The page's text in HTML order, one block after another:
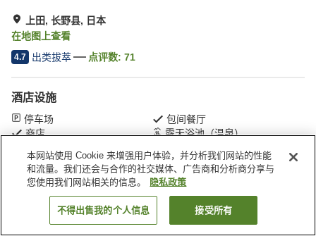
上田, 长野县, 日本
在地图上查看
4.7 出类拔萃 点评数: 71
酒店设施
停车场
包间餐厅
商店
露天浴池（温泉）
首页 日本 长野县 上田 别所温泉 柏屋本店
搜索客房
本网站使用 Cookie 来增强用户体验，并分析我们网站的性能
和流量。我们还会与合作的社交媒体、广告商和分析商分享与
您使用我们网站相关的信息。
隐私政策
不得出售我的个人信息 接受所有